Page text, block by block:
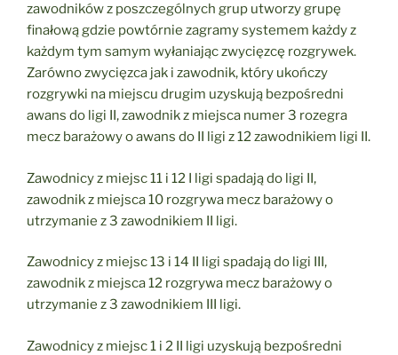
zawodników z poszczególnych grup utworzy grupę
finałową gdzie powtórnie zagramy systemem każdy z
każdym tym samym wyłaniając zwycięzcę rozgrywek.
Zarówno zwycięzca jak i zawodnik, który ukończy
rozgrywki na miejscu drugim uzyskują bezpośredni
awans do ligi II, zawodnik z miejsca numer 3 rozegra
mecz barażowy o awans do II ligi z 12 zawodnikiem ligi II.
Zawodnicy z miejsc 11 i 12 I ligi spadają do ligi II,
zawodnik z miejsca 10 rozgrywa mecz barażowy o
utrzymanie z 3 zawodnikiem II ligi.
Zawodnicy z miejsc 13 i 14 II ligi spadają do ligi III,
zawodnik z miejsca 12 rozgrywa mecz barażowy o
utrzymanie z 3 zawodnikiem III ligi.
Zawodnicy z miejsc 1 i 2 II ligi uzyskują bezpośredni